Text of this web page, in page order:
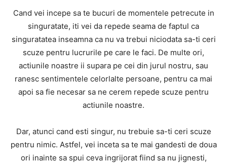
Cand vei incepe sa te bucuri de momentele petrecute in
singuratate, iti vei da repede seama de faptul ca
singuratatea inseamna ca nu va trebui niciodata sa-ti ceri
scuze pentru lucrurile pe care le faci. De multe ori,
actiunile noastre ii supara pe cei din jurul nostru, sau
ranesc sentimentele celorlalte persoane, pentru ca mai
apoi sa fie necesar sa ne cerem repede scuze pentru
actiunile noastre.
Dar, atunci cand esti singur, nu trebuie sa-ti ceri scuze
pentru nimic. Astfel, vei inceta sa te mai gandesti de doua
ori inainte sa spui ceva ingrijorat fiind sa nu jignesti,